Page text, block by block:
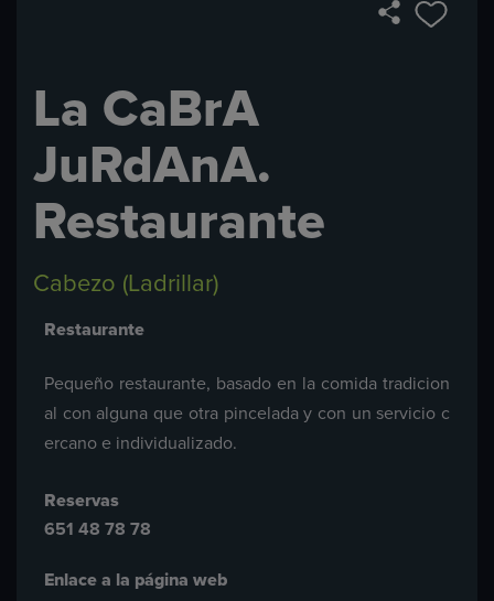
La CaBrA
JuRdAnA.
Restaurante
Cabezo (Ladrillar)
Restaurante
Pequeño restaurante, basado en la comida tradicion
al con alguna que otra pincelada y con un servicio c
ercano e individualizado.
Reservas
651 48 78 78
Enlace a la página web